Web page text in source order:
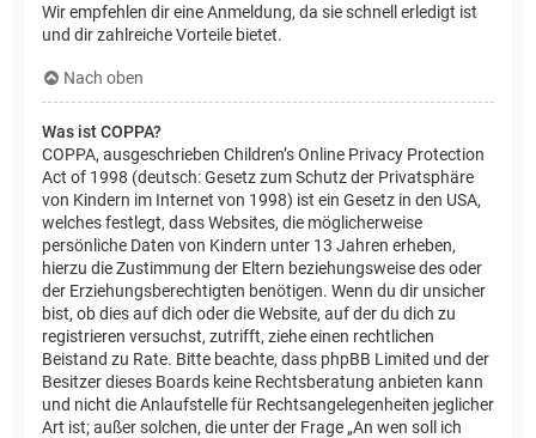
Wir empfehlen dir eine Anmeldung, da sie schnell erledigt ist
und dir zahlreiche Vorteile bietet.
Nach oben
Was ist COPPA?
COPPA, ausgeschrieben Children’s Online Privacy Protection
Act of 1998 (deutsch: Gesetz zum Schutz der Privatsphäre
von Kindern im Internet von 1998) ist ein Gesetz in den USA,
welches festlegt, dass Websites, die möglicherweise
persönliche Daten von Kindern unter 13 Jahren erheben,
hierzu die Zustimmung der Eltern beziehungsweise des oder
der Erziehungsberechtigten benötigen. Wenn du dir unsicher
bist, ob dies auf dich oder die Website, auf der du dich zu
registrieren versuchst, zutrifft, ziehe einen rechtlichen
Beistand zu Rate. Bitte beachte, dass phpBB Limited und der
Besitzer dieses Boards keine Rechtsberatung anbieten kann
und nicht die Anlaufstelle für Rechtsangelegenheiten jeglicher
Art ist; außer solchen, die unter der Frage „An wen soll ich